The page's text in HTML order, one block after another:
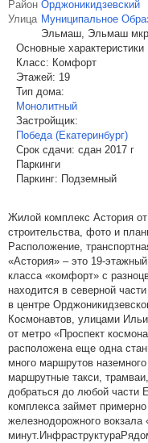
Район Орджоникидзевский
Улица Муниципальное
Эльмаш, Эльмаш
Основные характеристики
Класс: Комфорт
Этажей: 19
Тип дома:
Монолитный
Застройщик:
Победа (Екатеринбург)
Срок сдачи: сдан 2017 г
Паркинги
Паркинг: Подземный
Жилой комплекс Астория
строительства, фото и
Расположение,
«Астория» – это 19-
класса «комфорт» с
находится в северной
в центре
Космонавтов, улицами
от метро «Проспект
расположена еще одна
много маршрутов
маршрутные такси,
добраться до любой части
комплекса займет
железнодорожного вокзала